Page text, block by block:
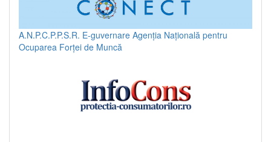
A.N.P.C.P.P.S.R. E-guvernare Agenția Națională pentru
Ocuparea Forței de Muncă